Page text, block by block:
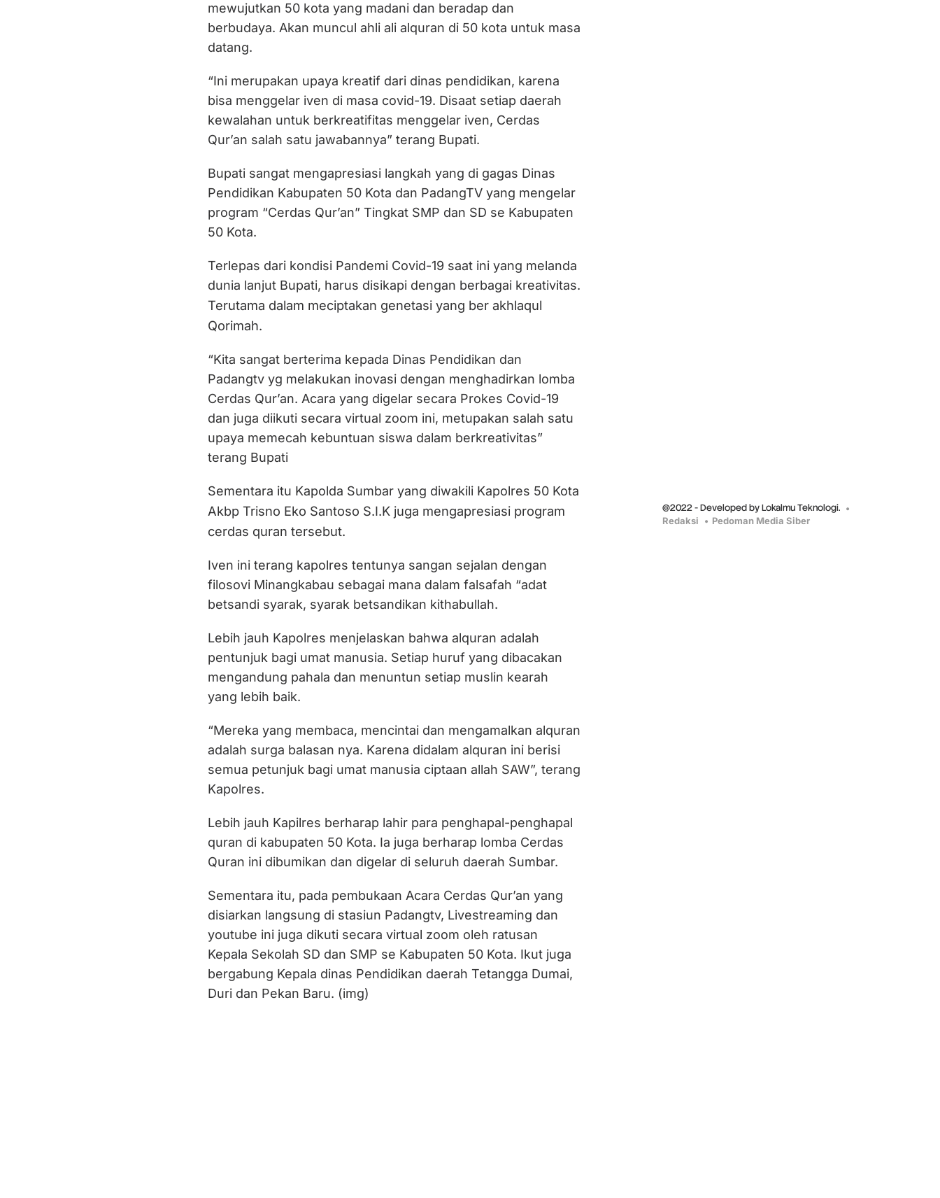
mewujutkan 50 kota yang madani dan beradap dan
berbudaya. Akan muncul ahli ali alquran di 50 kota untuk masa
datang.
“Ini merupakan upaya kreatif dari dinas pendidikan, karena
bisa menggelar iven di masa covid-19. Disaat setiap daerah
kewalahan untuk berkreatifitas menggelar iven, Cerdas
Qur’an salah satu jawabannya” terang Bupati.
Bupati sangat mengapresiasi langkah yang di gagas Dinas
Pendidikan Kabupaten 50 Kota dan PadangTV yang mengelar
program “Cerdas Qur’an” Tingkat SMP dan SD se Kabupaten
50 Kota.
Terlepas dari kondisi Pandemi Covid-19 saat ini yang melanda
dunia lanjut Bupati, harus disikapi dengan berbagai kreativitas.
Terutama dalam meciptakan genetasi yang ber akhlaqul
Qorimah.
“Kita sangat berterima kepada Dinas Pendidikan dan
Padangtv yg melakukan inovasi dengan menghadirkan lomba
Cerdas Qur’an. Acara yang digelar secara Prokes Covid-19
dan juga diikuti secara virtual zoom ini, metupakan salah satu
upaya memecah kebuntuan siswa dalam berkreativitas”
terang Bupati
Sementara itu Kapolda Sumbar yang diwakili Kapolres 50 Kota
Akbp Trisno Eko Santoso S.I.Kjuga mengapresiasi program
cerdas quran tersebut.
Iven ini terang kapolres tentunya sangan sejalan dengan
filosovi Minangkabau sebagai mana dalam falsafah “adat
betsandi syarak, syarak betsandikan kithabullah.
Lebih jauh Kapolres menjelaskan bahwa alquran adalah
pentunjuk bagi umat manusia. Setiap huruf yang dibacakan
mengandung pahala dan menuntun setiap muslin kearah
yang lebih baik.
“Mereka yang membaca, mencintai dan mengamalkan alquran
adalah surga balasan nya. Karena didalam alquran ini berisi
semua petunjuk bagi umat manusia ciptaan allah SAW”, terang
Kapolres.
Lebih jauh Kapilres berharap lahir para penghapal-penghapal
quran di kabupaten 50 Kota. Ia juga berharap lomba Cerdas
Quran ini dibumikan dan digelar di seluruh daerah Sumbar.
Sementara itu, pada pembukaan Acara Cerdas Qur’an yang
disiarkan langsung di stasiun Padangtv, Livestreaming dan
youtube ini juga dikuti secara virtual zoom oleh ratusan
Kepala Sekolah SD dan SMP se Kabupaten 50 Kota. Ikut juga
bergabung Kepala dinas Pendidikan daerah Tetangga Dumai,
Duri dan Pekan Baru. (img)
@2022 - Developed by Lokalmu Teknologi.
Redaksi Pedoman Media Siber